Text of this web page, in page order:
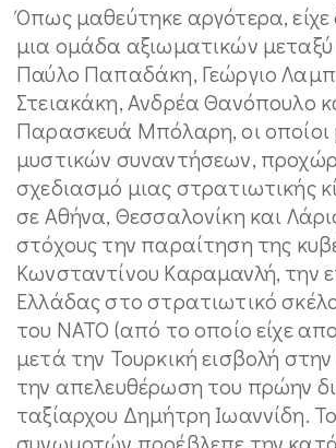
Όπως μαθεύτηκε αργότερα, είχε
μια ομάδα αξιωματικών
Παύλο Παπαδάκη, Γεώργιο
Στειακάκη, Ανδρέα Θανόπουλο
Παρασκευά Μπόλαρη, οι
μυστικών συναντήσεων,
σχεδιασμό μιας στρατιωτικής
σε Αθήνα, Θεσσαλονίκη και
στόχους την παραίτηση της
Κωνσταντίνου Καραμανλή, την
Ελλάδας στο στρατιωτικό
του ΝΑΤΟ (από το οποίο είχε
μετά την Τουρκική εισβολή
την απελευθέρωση του πρώην
ταξίαρχου Δημήτρη Ιωαννίδη.